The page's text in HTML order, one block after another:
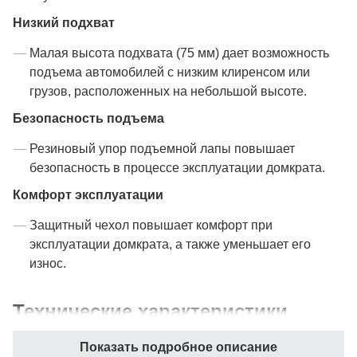
Низкий подхват
Малая высота подхвата (75 мм) дает возможность
подъема автомобилей с низким клиренсом или
грузов, расположенных на небольшой высоте.
Безопасность подъема
Резиновый упор подъемной лапы повышает
безопасность в процессе эксплуатации домкрата.
Комфорт эксплуатации
Защитный чехол повышает комфорт при
эксплуатации домкрата, а также уменьшает его
износ.
Технические характеристики
GARWIN
Показать подробное описание